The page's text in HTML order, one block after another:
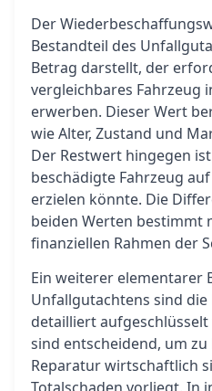
Der
Bestandteil des
Betrag darstellt, der
vergleichbares Fahrzeug
erwerben. Dieser Wert
wie Alter, Zustand und
Der Restwert hingegen
beschädigte Fahrzeug
erzielen könnte. Die
beiden Werten bestimmt
finanziellen Rahmen der
Ein weiterer elementarer
Unfallgutachtens sind
detailliert
sind entscheidend, um
Reparatur wirtschaftlich